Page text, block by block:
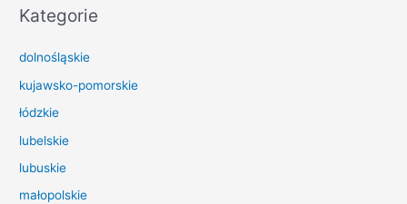
k
j
d
l
Kategorie
dolnośląskie
kujawsko-pomorskie
łódzkie
lubelskie
lubuskie
małopolskie